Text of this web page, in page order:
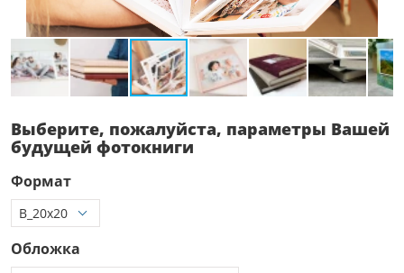
Выберите, пожалуйста, параметры Вашей
будущей фотокниги
Формат
Обложка